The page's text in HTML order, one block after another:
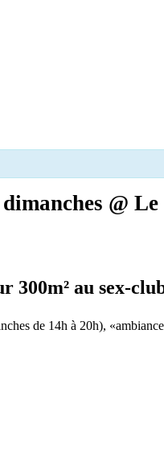
@
300m² au sex-
de 14h à 20h),